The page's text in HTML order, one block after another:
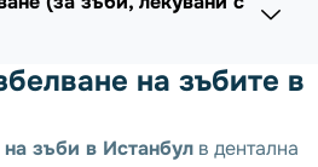
на зъбите в
на зъби в Истанбул в дентална